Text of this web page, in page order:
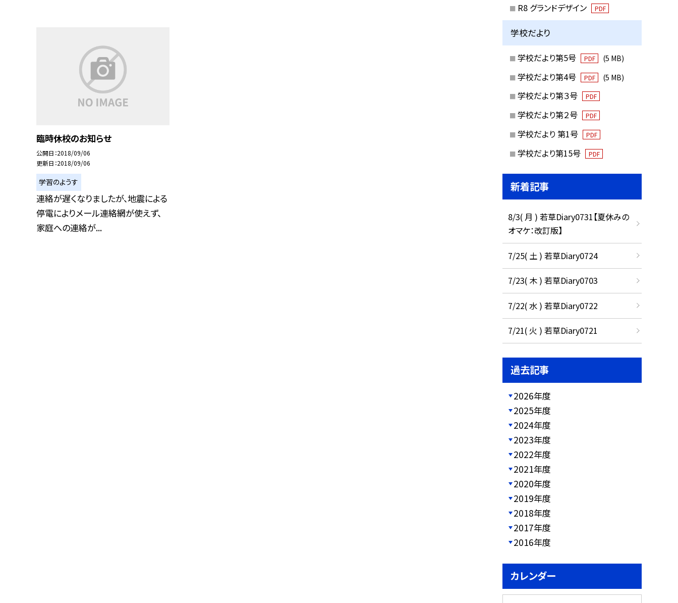
臨時休校のお知らせ
公開日 2018/09/06
更新日 2018/09/06
学習のようす
連絡が遅くなりましたが、地震による
停電によりメール連絡網が使えず、
家庭への連絡が...
R8 グランドデザイン PDF
学校だより
学校だより第5号 PDF (5 MB)
学校だより第4号 PDF (5 MB)
学校だより第３号 PDF
学校だより第２号 PDF
学校だより 第1号 PDF
学校だより第15号 PDF
新着記事
8/3( 月 ) 若草Diary0731【夏休みの
オマケ：改訂版】
7/25( 土 ) 若草Diary0724
7/23( 木 ) 若草Diary0703
7/22( 水 ) 若草Diary0722
7/21( 火 ) 若草Diary0721
過去記事
2026年度
2025年度
2024年度
2023年度
2022年度
2021年度
2020年度
2019年度
2018年度
2017年度
2016年度
カレンダー